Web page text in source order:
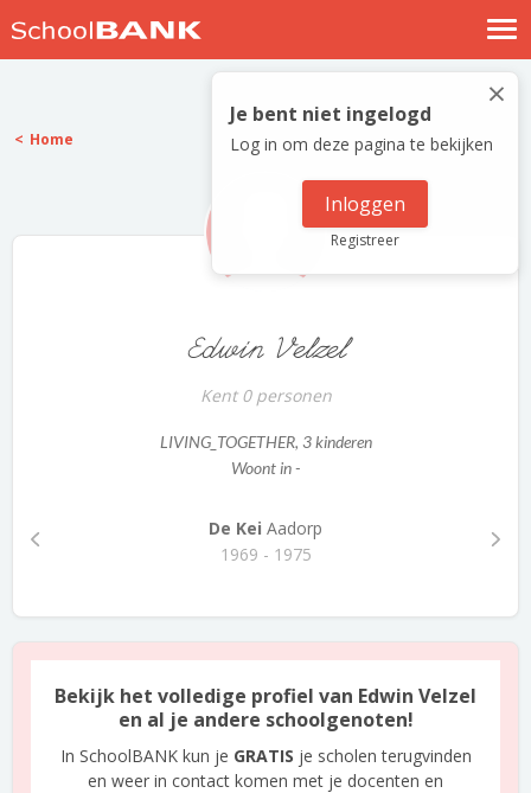
Nostalgische verhalen
Log in
Meld je gratis aan
×
Je bent niet ingelogd
Log in om deze pagina te bekijken
Inloggen
Registreer
Home
Edwin Velzel
Kent 0 personen
LIVING_TOGETHER, 3 kinderen
Woont in -
De Kei Aadorp
1969 - 1975
Bekijk het volledige profiel van Edwin Velzel
en al je andere schoolgenoten!
In SchoolBANK kun je GRATIS je scholen terugvinden
en weer in contact komen met je docenten en